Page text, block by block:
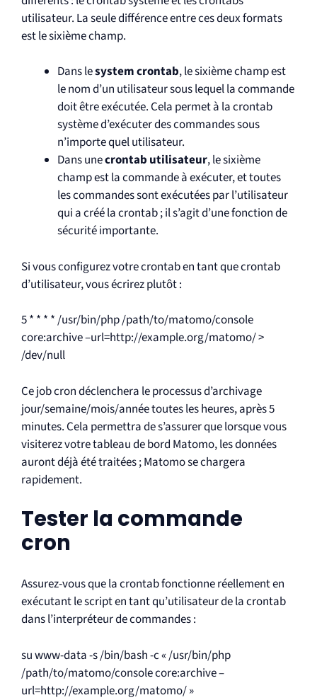
utilisateur. La seule différence entre ces deux formats
est le sixième champ.
Dans lesystem crontab, le sixième champ est
le nom d’un utilisateur sous lequel la commande
doit être exécutée. Cela permet à la crontab
système d’exécuter des commandes sous
n’importe quel utilisateur.
Dans unecrontab utilisateur, le sixième
champ est la commande à exécuter, et toutes
les commandes sont exécutées par l’utilisateur
qui a créé la crontab ; il s’agit d’une fonction de
sécurité importante.
Si vous configurez votre crontab en tant que crontab
d’utilisateur, vous écrirez plutôt :
5 * * * * /usr/bin/php /path/to/matomo/console
core:archive –url=http://example.org/matomo/ >
/dev/null
Ce job cron déclenchera le processus d’archivage
jour/semaine/mois/année toutes les heures, après 5
minutes. Cela permettra de s’assurer que lorsque vous
visiterez votre tableau de bord Matomo, les données
auront déjà été traitées ; Matomo se chargera
rapidement.
Tester la commande
cron
Assurez-vous que la crontab fonctionne réellement en
exécutant le script en tant qu’utilisateur de la crontab
dans l’interpréteur de commandes :
su www-data -s /bin/bash -c « /usr/bin/php
/path/to/matomo/console core:archive –
url=http://example.org/matomo/ »